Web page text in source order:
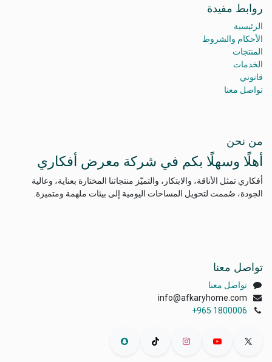
روابط مفيدة
الرئيسية
الأحكام والشروط
المنتجات
الخدمات
قانوني
تواصل معنا
من نحن
أهلًا وسهلًا بكم في شركة معرض أفكاري
أفكاري تمثل الأناقة، والابتكار، والتميّز منتجاتنا المختارة بعناية، وعالية
الجودة، صُممت لتحويل المساحات اليومية إلى بيئات ملهمة ومتميزة.
تواصل معنا
تواصل معنا
info@afkaryhome.com
+965 1800006